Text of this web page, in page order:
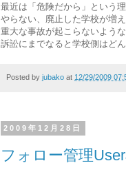
最近は「危険だから」という
やらない、廃止した学校が増
重大な事故が起こらないよう
訴訟にまでなると学校側はど
Posted by jubako at 12/29/2009
2009年12月28日
フォロー管理